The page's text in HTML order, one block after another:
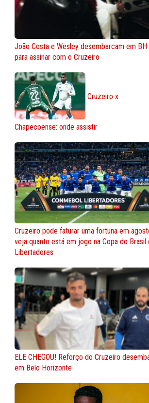
João Costa e Wesley desembarcam em BH
para assinar com o Cruzeiro
Cruzeiro x
Chapecoense: onde assistir
Cruzeiro pode faturar uma fortuna em
veja quanto está em jogo na Copa do Brasil
Libertadores
ELE CHEGOU! Reforço do Cruzeiro
em Belo Horizonte